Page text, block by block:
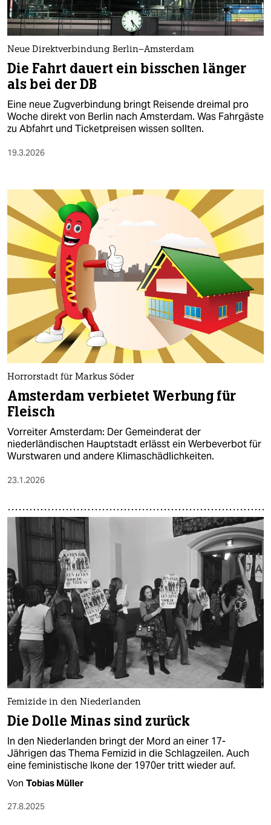
Neue Direktverbindung Berlin–Amsterdam
Die Fahrt dauert ein bisschen länger
als bei der DB
Eine neue Zugverbindung bringt Reisende dreimal pro
Woche direkt von Berlin nach Amsterdam. Was Fahrgäste
zu Abfahrt und Ticketpreisen wissen sollten.
19.3.2026
Horrorstadt für Markus Söder
Amsterdam verbietet Werbung für
Fleisch
Vorreiter Amsterdam: Der Gemeinderat der
niederländischen Hauptstadt erlässt ein Werbeverbot für
Wurstwaren und andere Klimaschädlichkeiten.
23.1.2026
Femizide in den Niederlanden
Die Dolle Minas sind zurück
In den Niederlanden bringt der Mord an einer 17-
Jährigen das Thema Femizid in die Schlagzeilen. Auch
eine feministische Ikone der 1970er tritt wieder auf.
Von Tobias Müller
27.8.2025